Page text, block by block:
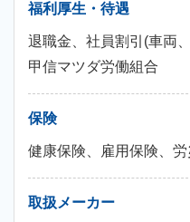
福利厚生・待遇
退職金、社員割引(車両
甲信マツダ労働組合
保険
健康保険、雇用保険、
取扱メーカー